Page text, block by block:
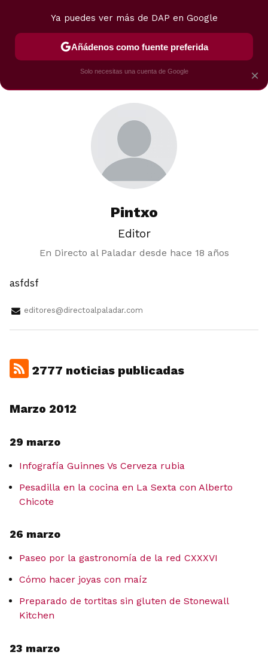
POSTRES VIAJES SELECCIÓN VEGUI
Pintxo
Editor
En Directo al Paladar desde hace 18 años
asfdsf
editores@directoalpaladar.com
2777 noticias publicadas
Marzo 2012
29 marzo
Infografía Guinnes Vs Cerveza rubia
Pesadilla en la cocina en La Sexta con Alberto
Chicote
26 marzo
Paseo por la gastronomía de la red CXXXVI
Cómo hacer joyas con maíz
Preparado de tortitas sin gluten de Stonewall
Kitchen
23 marzo
×
Ya puedes ver más de DAP en Google
Añádenos como fuente preferida
Solo necesitas una cuenta de Google